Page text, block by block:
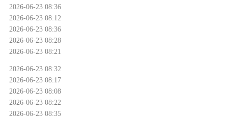
2026-06-23 08:36
2026-06-23 08:12
2026-06-23 08:36
2026-06-23 08:28
2026-06-23 08:21
2026-06-23 08:32
2026-06-23 08:17
2026-06-23 08:08
2026-06-23 08:22
2026-06-23 08:35